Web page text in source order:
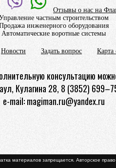
Отзывы о нас на
частным строительством
инженерного оборудования
Автоматические воротные системы
Новости Задать вопрос Карта
консультацию
Кулагина 28, 8 (3852)
e-mail: magiman.ru@yandex.ru
материалов запрещается. Авторское